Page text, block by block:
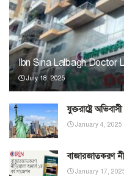
Ibn Sina Lalbagh Doctor
July 18, 2025
যুক্তরাষ্ট্রে
January 4, 2025
বাজারজাতকরণ
January 17,